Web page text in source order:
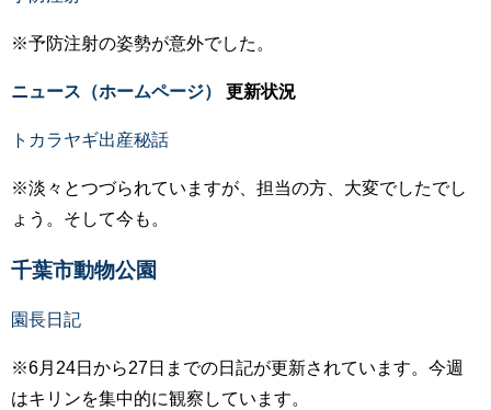
※予防注射の姿勢が意外でした。
ニュース（ホームページ） 更新状況
トカラヤギ出産秘話
※淡々とつづられていますが、担当の方、大変でしたでし
ょう。そして今も。
千葉市動物公園
園長日記
※6月24日から27日までの日記が更新されています。今週
はキリンを集中的に観察しています。